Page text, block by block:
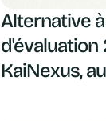
Alternative
d'évaluation
KaiNexus,